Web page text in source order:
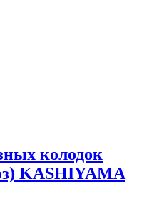
колодок
KASHIYAMA